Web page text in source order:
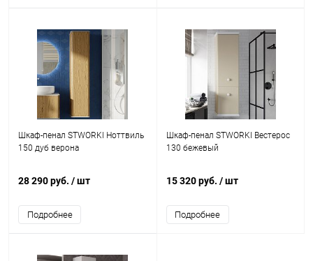
Шкаф-пенал STWORKI Ноттвиль
150 дуб верона
28 290 руб. / шт
Подробнее
Шкаф-пенал STWORKI Вестерос
130 бежевый
15 320 руб. / шт
Подробнее